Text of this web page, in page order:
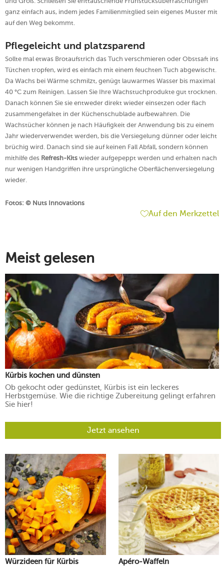
ganz einfach aus, indem jedes Familienmitglied sein eigenes Muster mit
auf den Weg bekommt.
Pflegeleicht und platzsparend
Sollte mal etwas Brotaufstrich das Tuch verschmieren oder Obstsaft ins
Tütchen tropfen, wird es einfach mit einem feuchten Tuch abgewischt.
Da Wachs bei Wärme schmilzt, genügt lauwarmes Wasser bis maximal
40 °C zum Reinigen. Lassen Sie Ihre Wachstuchprodukte gut trocknen.
Danach können Sie sie entweder direkt wieder einsetzen oder flach
zusammengefaltet in der Küchenschublade aufbewahren. Die
Wachstücher können je nach Häufigkeit der Anwendung bis zu einem
Jahr wiederverwendet werden, bis die Versiegelung dünner oder leicht
brüchig wird. Danach sind sie auf keinen Fall Abfall, sondern können
mithilfe des Refresh-Kits wieder aufgepeppt werden und erhalten nach
nur wenigen Handgriffen ihre ursprüngliche Oberflächenversiegelung
wieder.
Fotos: © Nuts Innovations
Auf den Merkzettel
Meist gelesen
Kürbis kochen und dünsten
Ob gekocht oder gedünstet, Kürbis ist ein leckeres
Herbstgemüse. Wie die richtige Zubereitung gelingt erfahren
Sie hier!
Jetzt ansehen
Würzideen für Kürbis
Apéro-Waffeln